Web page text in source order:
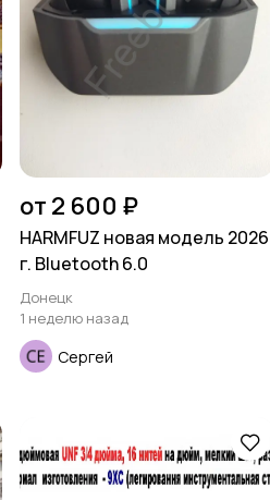
от 2 600 ₽
HARMFUZ новая модель 2026
г. Bluetooth 6.0
Донецк
1 неделю назад
Сергей